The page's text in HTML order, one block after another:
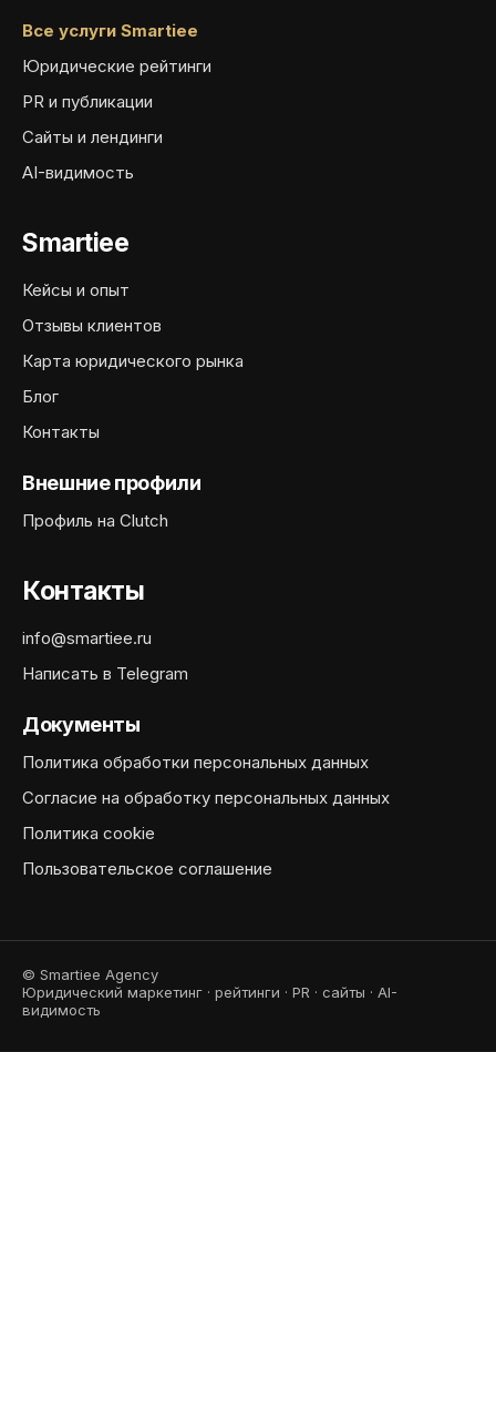
Все услуги Smartiee
Юридические рейтинги
PR и публикации
Сайты и лендинги
AI-видимость
Smartiee
Кейсы и опыт
Отзывы клиентов
Карта юридического рынка
Блог
Контакты
Внешние профили
Профиль на Clutch
Контакты
info@smartiee.ru
Написать в Telegram
Документы
Политика обработки персональных данных
Согласие на обработку персональных данных
Политика cookie
Пользовательское соглашение
© Smartiee Agency
Юридический маркетинг · рейтинги · PR · сайты · AI-
видимость